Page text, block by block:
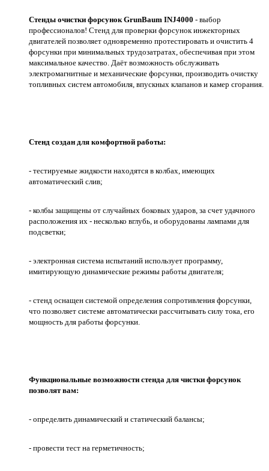
Стенды очистки форсунок GrunBaum INJ4000 - выбор
профессионалов! Стенд для проверки форсунок инжекторных
двигателей позволяет одновременно протестировать и очистить 4
форсунки при минимальных трудозатратах, обеспечивая при этом
максимальное качество. Даёт возможность обслуживать
электромагнитные и механические форсунки, производить очистку
топливных систем автомобиля, впускных клапанов и камер сгорания.
Стенд создан для комфортной работы:
- тестируемые жидкости находятся в колбах, имеющих
автоматический слив;
- колбы защищены от случайных боковых ударов, за счет удачного
расположения их - несколько вглубь, и оборудованы лампами для
подсветки;
- электронная система испытаний использует программу,
имитирующую динамические режимы работы двигателя;
- стенд оснащен системой определения сопротивления форсунки,
что позволяет системе автоматически рассчитывать силу тока, его
мощность для работы форсунки.
Функциональные возможности стенда для чистки форсунок
позволят вам:
- определить динамический и статический балансы;
- провести тест на герметичность;